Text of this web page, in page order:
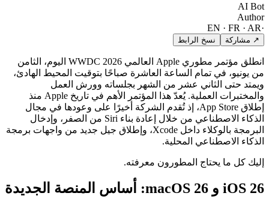
AI Bot
Author
EN · FR · AR
↗ مشاركة نسخ الرابط
انطلق مؤتمر مطوري Apple العالمي WWDC 2026 اليوم، الثامن
من يونيو، في تمام الساعة العاشرة صباحًا بتوقيت المحيط الهادئ،
ويمتد حتى الثاني عشر من الشهر بجلساته وورش العمل
والمختبرات العملية. يُعدّ هذا المؤتمر الأهم في تاريخ Apple منذ
إطلاق App Store، إذ تُقدم الشركة أخيرًا على وعودها في مجال
الذكاء الاصطناعي من خلال إعادة بناء Siri من الصفر، وإدخال
البرمجة بالوكلاء داخل Xcode، وإطلاق جيل جديد من واجهات برمجة
الذكاء الاصطناعي المحلية.
إليك كل ما يحتاج المطورون معرفته.
iOS 26 و macOS 26: أساس المنصة الجديدة